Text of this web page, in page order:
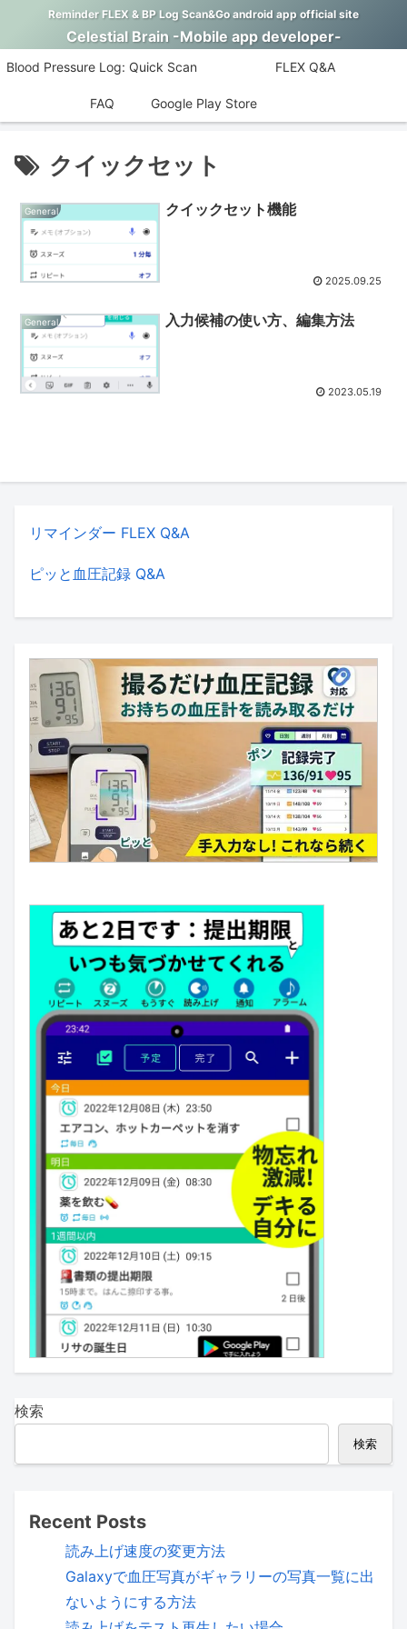
Reminder FLEX & BP Log Scan&Go android app official site
Celestial Brain -Mobile app developer-
Blood Pressure Log: Quick Scan
FAQ
FLEX Q&A
Google Play Store
クイックセット
General クイックセット機能
2025.09.25
General 入力候補の使い方、編集方法
2023.05.19
リマインダー FLEX Q&A
ピッと血圧記録 Q&A
検索
検索
Recent Posts
読み上げ速度の変更方法
Galaxyで血圧写真がギャラリーの写真一覧に出
ないようにする方法